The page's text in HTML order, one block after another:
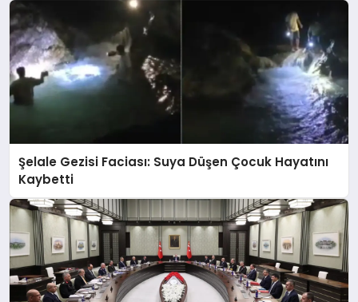
Şelale Gezisi Faciası: Suya Düşen Çocuk Hayatını
Kaybetti